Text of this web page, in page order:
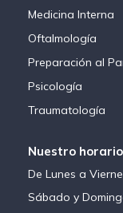
Medicina Interna
Oftalmología
Preparación al
Psicología
Traumatología
Nuestro horario
De Lunes a
Sábado y